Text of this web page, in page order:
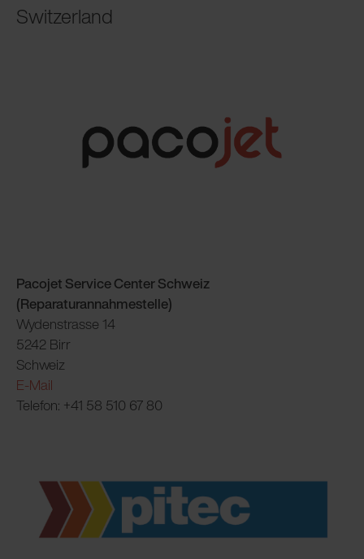
Switzerland
Pacojet Service Center Schweiz
(Reparaturannahmestelle)
Wydenstrasse 14
5242 Birr
Schweiz
E-Mail
Telefon: +41 58 510 67 80